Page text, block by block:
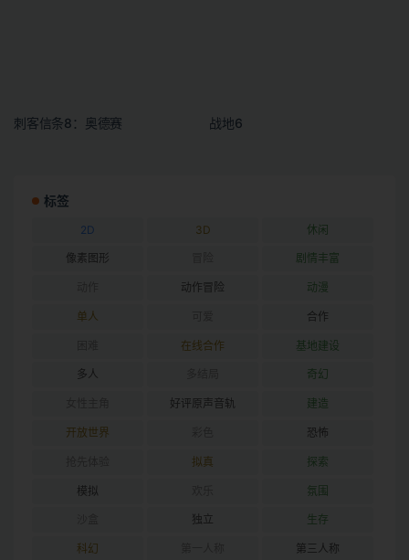
刺客信条8：奥德赛 战地6
标签
2D 3D 休闲
像素图形 剧情丰富
动作冒险 动漫
单人 合作
在线合作 基地建设
多人 奇幻
好评原声音轨 建造
开放世界 恐怖
拟真 探索
模拟 氛围
独立 生存
科幻 第三人称